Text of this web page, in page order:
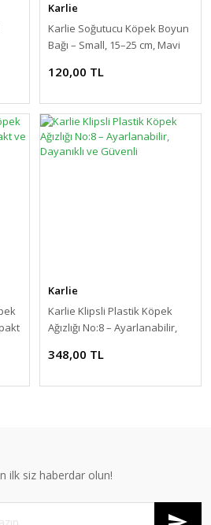
Karlie
Karlie Soğutucu Köpek Boyun
Bağı – Small, 15–25 cm, Mavi
120,00 TL
Karlie
Karlie Klipsli Plastik Köpek
Ağızlığı No:8 – Ayarlanabilir,
348,00 TL
ilk siz haberdar olun!